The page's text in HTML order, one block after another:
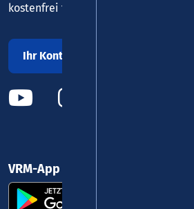
kostenfrei täglich 8 - 20 Uhr
Ihr Kontakt zu uns
VRM-App nutzen und durchstarten